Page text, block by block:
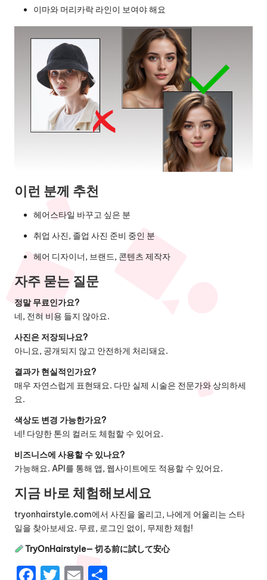
이마와 머리카락 라인이 보여야 해요
이런 분께 추천
헤어스타일 바꾸고 싶은 분
취업 사진, 졸업 사진 준비 중인 분
헤어 디자이너, 브랜드, 콘텐츠 제작자
자주 묻는 질문
정말 무료인가요?
네, 전혀 비용 들지 않아요.
사진은 저장되나요?
아니요, 공개되지 않고 안전하게 처리돼요.
결과가 현실적인가요?
매우 자연스럽게 표현돼요. 다만 실제 시술은 전문가와 상의하세
요.
색상도 변경 가능한가요?
네! 다양한 톤의 컬러도 체험할 수 있어요.
비즈니스에 사용할 수 있나요?
가능해요. API를 통해 앱, 웹사이트에도 적용할 수 있어요.
지금 바로 체험해보세요
tryonhairstyle.com에서 사진을 올리고, 나에게 어울리는 스타
일을 찾아보세요. 무료, 로그인 없이, 무제한 체험!
TryOnHairstyle— 切る前に試して安心